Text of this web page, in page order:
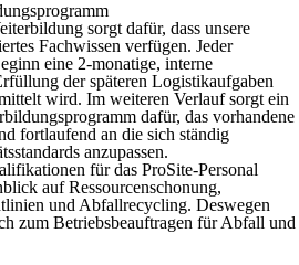
sorgt dafür, dass unsere
Fachwissen verfügen. Jeder
eine 2-monatige, interne
der späteren Logistikaufgaben
wird. Im weiteren Verlauf sorgt ein
dafür, das vorhandene
fortlaufend an die sich ständig
anzupassen.
für das ProSite-Personal
auf Ressourcenschonung,
und Abfallrecycling. Deswegen
zum Betriebsbeauftragen für Abfall und